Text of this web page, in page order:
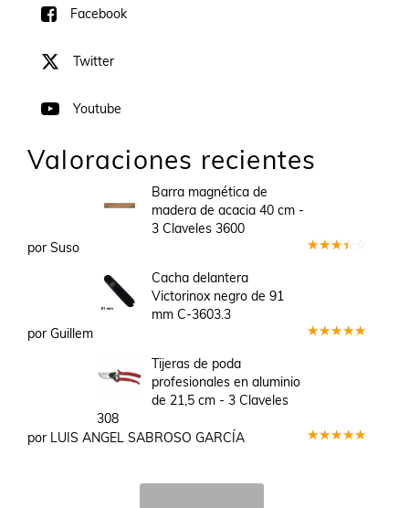
Facebook
Twitter
Youtube
Valoraciones recientes
Barra magnética de
madera de acacia 40 cm -
3 Claveles 3600
por Suso
Cacha delantera
Victorinox negro de 91
mm C-3603.3
por Guillem
Tijeras de poda
profesionales en aluminio
de 21,5 cm - 3 Claveles
308
por LUIS ANGEL SABROSO GARCÍA